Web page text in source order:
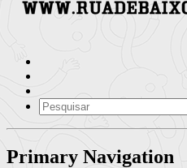
Primary Navigation